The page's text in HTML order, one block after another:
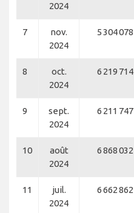
2024
7
nov.
2024
5 304 078
8
oct.
2024
6 219 714
9
sept.
2024
6 211 747
10
août
2024
6 868 032
11
juil.
2024
6 662 862